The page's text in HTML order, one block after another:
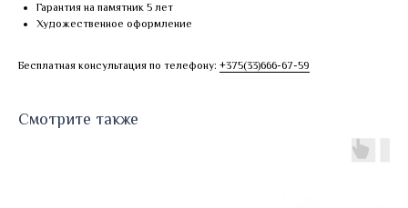
Гарантия на памятник 5 лет
Художественное оформление
Бесплатная консультация по телефону: +375(33)666-67-59
Смотрите также